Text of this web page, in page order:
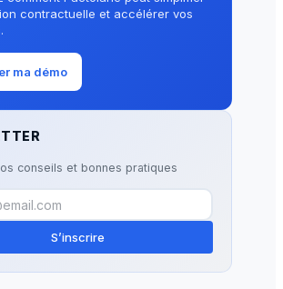
contractuelle et accélérer vos
ma démo
conseils et bonnes pratiques
S’inscrire